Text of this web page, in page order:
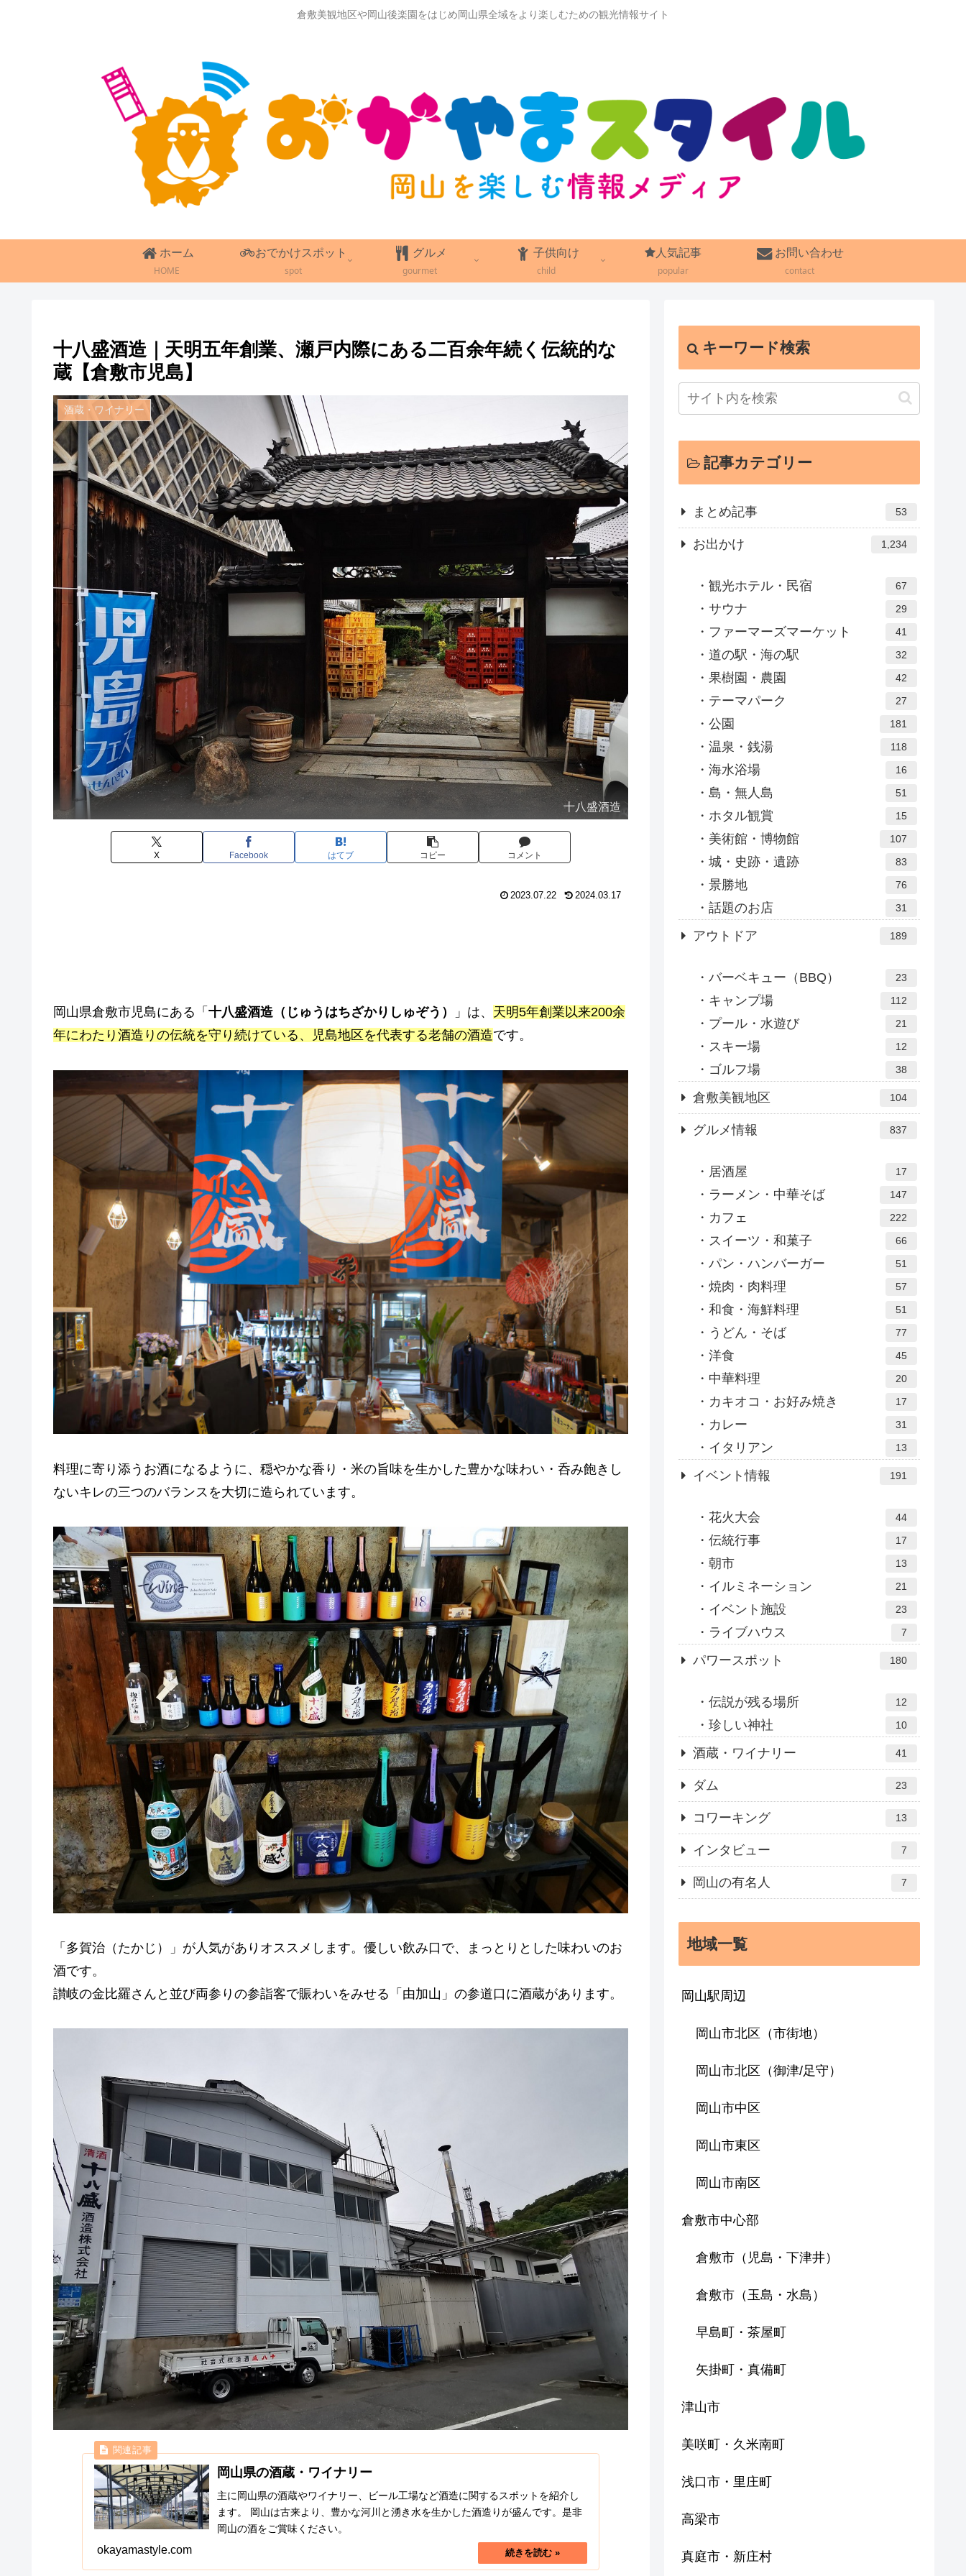
倉敷美観地区や岡山後楽園をはじめ岡山県全域をより楽しむための観光情報サイト
ホーム
HOME
おでかけスポット
spot
グルメ
gourmet
子供向け
child
人気記事
popular
お問い合わせ
contact
十八盛酒造｜天明五年創業、瀬戸内際にある二百余年続く伝統的な
蔵【倉敷市児島】
酒蔵・ワイナリー
十八盛酒造
X Facebook はてブ コピー コメント
2023.07.22 2024.03.17
岡山県倉敷市児島にある「 十八盛酒造（じゅうはちざかりしゅぞう） 」は、 天明5年創業以来200余
年にわたり酒造りの伝統を守り続けている、児島地区を代表する老舗の酒造です。
料理に寄り添うお酒になるように、穏やかな香り・米の旨味を生かした豊かな味わい・呑み飽きし
ないキレの三つのバランスを大切に造られています。
「多賀治（たかじ）」が人気がありオススメします。優しい飲み口で、まっとりとした味わいのお
酒です。
讃岐の金比羅さんと並び両参りの参詣客で賑わいをみせる「由加山」の参道口に酒蔵があります。
岡山県の酒蔵・ワイナリー
主に岡山県の酒蔵やワイナリー、ビール工場など酒造に関するスポットを紹介し
ます。 岡山は古来より、豊かな河川と湧き水を生かした酒造りが盛んです。是非
岡山の酒をご賞味ください。
okayamastyle.com
キーワード検索
記事カテゴリー
まとめ記事 53
お出かけ 1,234
観光ホテル・民宿 67
サウナ 29
ファーマーズマーケット 41
道の駅・海の駅 32
果樹園・農園 42
テーマパーク 27
公園 181
温泉・銭湯 118
海水浴場 16
島・無人島 51
ホタル観賞 15
美術館・博物館 107
城・史跡・遺跡 83
景勝地 76
話題のお店 31
アウトドア 189
バーベキュー（BBQ） 23
キャンプ場 112
プール・水遊び 21
スキー場 12
ゴルフ場 38
倉敷美観地区 104
グルメ情報 837
居酒屋 17
ラーメン・中華そば 147
カフェ 222
スイーツ・和菓子 66
パン・ハンバーガー 51
焼肉・肉料理 57
和食・海鮮料理 51
うどん・そば 77
洋食 45
中華料理 20
カキオコ・お好み焼き 17
カレー 31
イタリアン 13
イベント情報 191
花火大会 44
伝統行事 17
朝市 13
イルミネーション 21
イベント施設 23
ライブハウス 7
パワースポット 180
伝説が残る場所 12
珍しい神社 10
酒蔵・ワイナリー 41
ダム 23
コワーキング 13
インタビュー 7
岡山の有名人 7
地域一覧
岡山駅周辺
岡山市北区（市街地）
岡山市北区（御津/足守）
岡山市中区
岡山市東区
岡山市南区
倉敷市中心部
倉敷市（児島・下津井）
倉敷市（玉島・水島）
早島町・茶屋町
矢掛町・真備町
津山市
美咲町・久米南町
浅口市・里庄町
高梁市
真庭市・新庄村